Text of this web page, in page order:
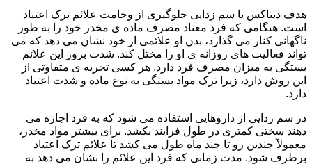
هدف دیتاکس یا سم زدایی جلوگیری از وخامت علائم ترک اعتیاد
است. هنگامی که فرد معتاد مصرف ماده ی مخدر خود را به طور
ناگهانی کنار می گذارد، بدن او علائمی از خود نشان می دهد که می
تواند فعالیت های روزانه ی او را مختل کند. شدت بروز این علائم
بستگی به میزان مصرف فرد دارد. هر کسی تجربه ی متفاوتی از
این روش دارد، زیرا ترک مواد بستگی به نوع ماده و شدت اعتیاد
دارد.
در سم زدایی از داروهایی استفاده می شود که به فرد اجازه می
دهند سختی کمتری در طول فرایند بکشد. برای بیشتر مواد مخدر،
معمولاً چندین رو تا چند ماه طول می کشد تا علائم ترک اعتیاد
برطرف شود. مدت زمانی که فرد این علائم را نشان می دهد به